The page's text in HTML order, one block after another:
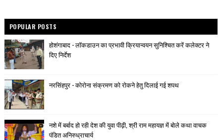
POPULAR POSTS
होशंगाबाद - लॉकडाउन का प्रभावी क्रियान्वयन सुनिश्चित करें कलेक्टर ने
दिए निर्देश
नरसिंहपुर - कोरोना संक्रमण को रोकने हेतु दिलाई गई शपथ
नशे में बर्बाद हो रही देश की युवा पीढ़ी, श्री राम महायज्ञ में बोले कथा वाचक
पंडित अनिरुध्राचार्य